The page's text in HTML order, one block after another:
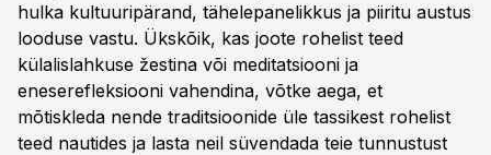
hulka kultuuripärand, tähelepanelikkus ja piiritu austus
looduse vastu. Ükskõik, kas joote rohelist teed
külalislahkuse žestina või meditatsiooni ja
eneserefleksiooni vahendina, võtke aega, et
mõtiskleda nende traditsioonide üle tassikest rohelist
teed nautides ja lasta neil süvendada teie tunnustust